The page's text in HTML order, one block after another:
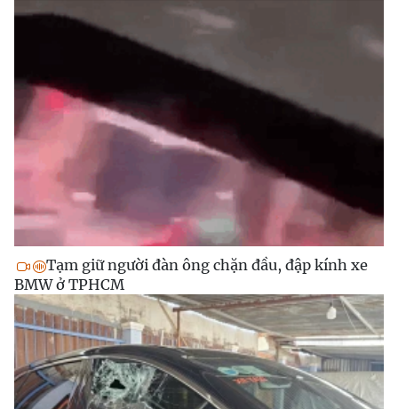
Tạm giữ người đàn ông chặn đầu, đập kính xe
BMW ở TPHCM